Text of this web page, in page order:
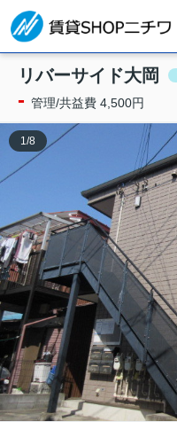
リバーサイド大岡
- 管理/共益費 4,500円
1 /8